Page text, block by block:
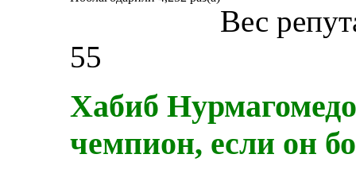
Вес
55
Хабиб
чемпион, если он